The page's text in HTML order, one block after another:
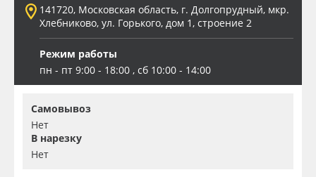
Баннер
Заготовки для сувениров
141720, Московская область, г. Долгопрудный, мкр.
Хлебниково, ул. Горького, дом 1, строение 2
Режим работы
пн - пт 9:00 - 18:00 , сб 10:00 - 14:00
Самовывоз
Нет
В нарезку
Нет